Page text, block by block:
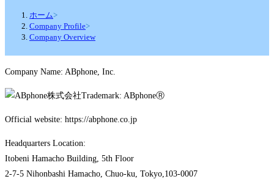
ホーム>
Company Profile>
Company Overview
Company Name: ABphone, Inc.
Trademark: ABphoneⓇ
Official website: https://abphone.co.jp
Headquarters Location:
Itobeni Hamacho Building, 5th Floor
2-7-5 Nihonbashi Hamacho, Chuo-ku, Tokyo,103-0007